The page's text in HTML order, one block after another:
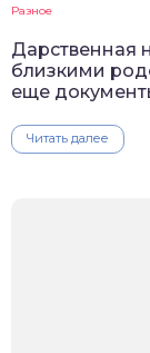
Разное
Дарственная
близкими
еще
Читать далее